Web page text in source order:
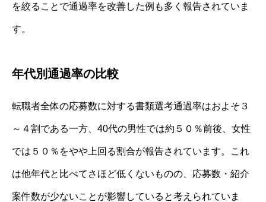
を絞ることで通過率を改善した例も多く報告されていま
す。
年代別通過率の比較
転職者全体の応募数に対する書類選考通過率はおよそ３
～４割である一方、40代の男性では約５０％前後、女性
では５０％をやや上回る割合が報告されています。これ
は他年代と比べてさほど低くないものの、応募数・紹介
案件数が少ないことが影響していると考えられていま